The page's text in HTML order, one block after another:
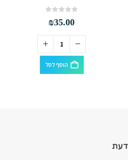
המוצר ₪35.00
הוסף לסל